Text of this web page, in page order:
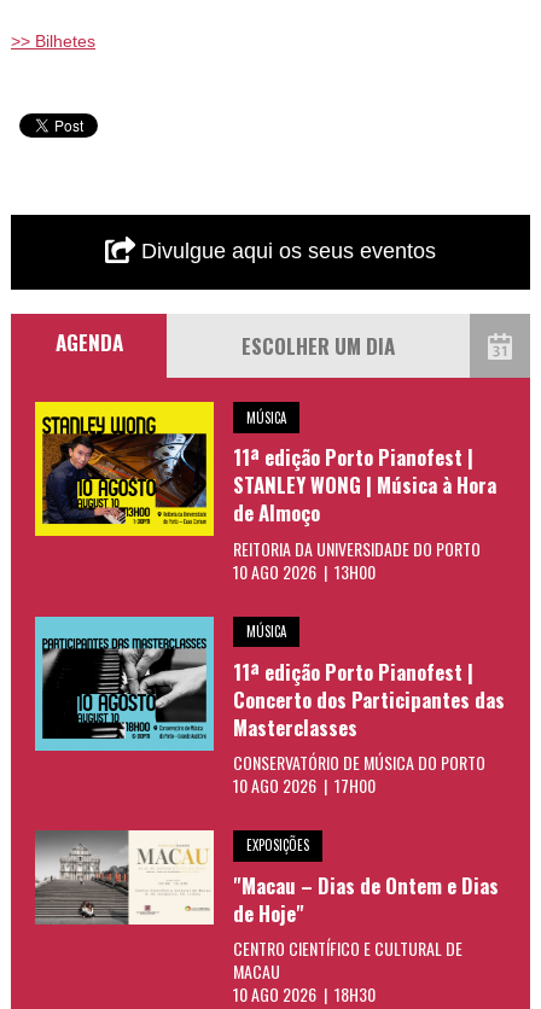
>> Bilhetes
Divulgue aqui os seus eventos
AGENDA
MÚSICA
11ª edição Porto Pianofest |
STANLEY WONG | Música à Hora
de Almoço
REITORIA DA UNIVERSIDADE DO PORTO
10 AGO 2026 | 13H00
MÚSICA
11ª edição Porto Pianofest |
Concerto dos Participantes das
Masterclasses
CONSERVATÓRIO DE MÚSICA DO PORTO
10 AGO 2026 | 17H00
EXPOSIÇÕES
"Macau – Dias de Ontem e Dias
de Hoje"
CENTRO CIENTÍFICO E CULTURAL DE
MACAU
10 AGO 2026 | 18H30